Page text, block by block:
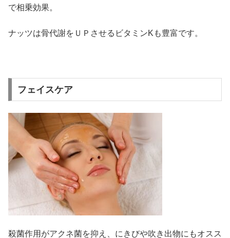
で相乗効果。
ナッツは骨代謝をＵＰさせるビタミンKも豊富です。
フェイスケア
殺菌作用がアクネ菌を抑え、にきびや吹き出物にもオスス